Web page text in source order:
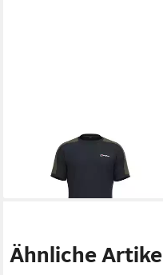
URBAN TECH TEE SS
40,00 €
Ähnliche Artikel